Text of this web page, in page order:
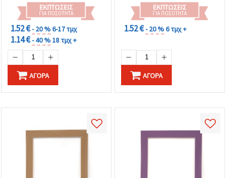
ΕΚΠΤΏΣΕΙΣ
ΓΙΑ ΠΟΣΌΤΗΤΑ
1.52 €- 20 %6-17 τμχ
1.14 €- 40 %18 τμχ +
ΑΓΟΡΆ
ΕΚΠΤΏΣΕΙΣ
ΓΙΑ ΠΟΣΌΤΗΤΑ
1.52 €- 20 %6 τμχ +
ΑΓΟΡΆ